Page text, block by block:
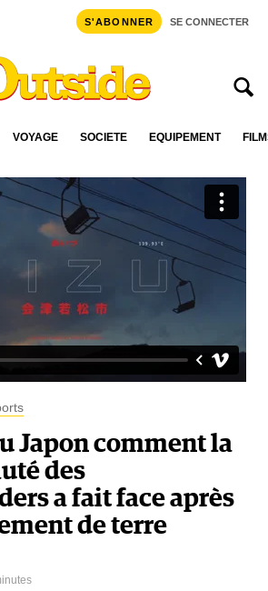
S'ABONNER SE CONNECTER
VOYAGE SOCIÉTÉ ÉQUIPEMENT
Japon comment la
des
a fait face après
de terre